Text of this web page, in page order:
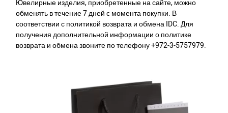
Ювелирные изделия, приобретенные на сайте, можно
обменять в течение 7 дней с момента покупки. В
соответствии с политикой возврата и обмена IDC. Для
получения дополнительной информации о политике
возврата и обмена звоните по телефону +972-3-5757979.